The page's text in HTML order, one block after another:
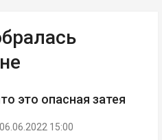
это опасная затея
06.06.2022 15:00